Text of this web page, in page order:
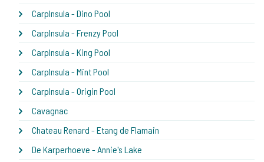
CarpInsula - Dino Pool
CarpInsula - Frenzy Pool
CarpInsula - King Pool
CarpInsula - Mint Pool
CarpInsula - Origin Pool
Cavagnac
Chateau Renard - Etang de Flamain
De Karperhoeve - Annie's Lake